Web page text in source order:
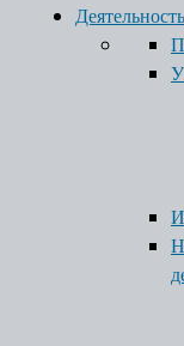
Деятельность